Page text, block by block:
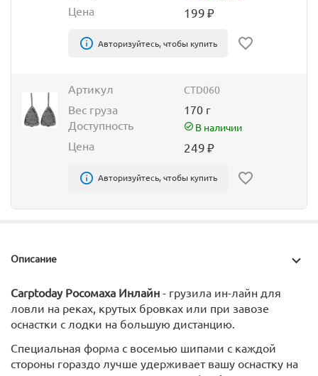
Цена 199₽
Авторизуйтесь, чтобы купить
Артикул CTD060
Вес груза
170 г
Доступность
В наличии
Цена 249₽
Авторизуйтесь, чтобы купить
Описание
Carptoday Росомаха Инлайн - грузила ин-лайн для
ловли на реках, крутых бровках или при завозе
оснастки с лодки на большую дистанцию.
Специальная форма с восемью шипами с каждой
стороны гораздо лучше удерживает вашу оснастку на